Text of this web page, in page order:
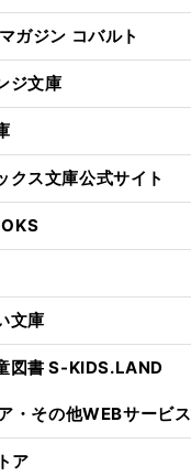
ガジン コバルト
ジ文庫
クス文庫公式サイト
文庫
図書 S-KIDS.LAND
・ その他WEBサービス
ア